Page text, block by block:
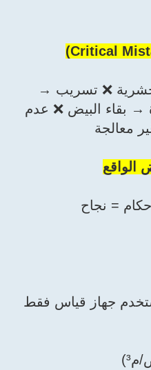
❌ تسريب →
→ بقاء البيض ❌ عدم
معالجة
= نجاح
جهاز قياس فقط